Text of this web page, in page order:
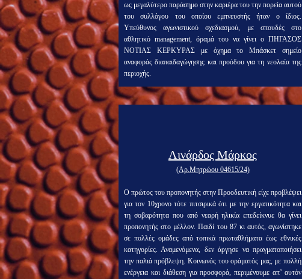
ως μεγαλύτερο παράσημο στην καριέρα του την πορεία αυτού
του συλλόγου του οποίου εμπνευστής ήταν ο ίδιος.
Υπεύθυνος αγωνιστικού σχεδιασμού, με σπουδές στο
αθλητικό management, όραμά του να γίνει ο ΠΗΓΑΣΟΣ
ΝΟΤΙΑΣ ΚΕΡΚΥΡΑΣ με όχημα το Μπάσκετ σημείο
αναφοράς διαπαιδαγώγησης και προόδου για τη νεολαία της
περιοχής.
Λινάρδος Μάρκος
(Αρ.Μητρώου 04615/24)
Ο πρώτος του προπονητής στην Προοδευτική είχε προβλέψει
για τον 10χρονο τότε πιτσιρικά ότι με την εργατικότητα και
τη σοβαρότητα που από νεαρή ηλικία επεδείκνυε θα γίνει
προπονητής στο μέλλον. Παιδί του 87 κι αυτός, αγωνίστηκε
σε πολλές ομάδες από τοπικά πρωταθλήματα έως εθνικές
κατηγορίες. Αναμενόμενα, δεν άργησε να πραγματοποιήσει
την παλιά πρόβλεψη. Κοινωνός του οράματός μας, με πολλή
ενέργεια και διάθεση για προσφορά, περιμένουμε απ’ αυτόν